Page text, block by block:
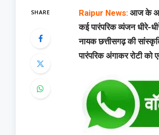
SHARE Raipur News:आज के
कई पारंपरिक व्यंजन धीरे-
नायक छत्तीसगढ़ की
पारंपरिक अंगाकर रोटी को